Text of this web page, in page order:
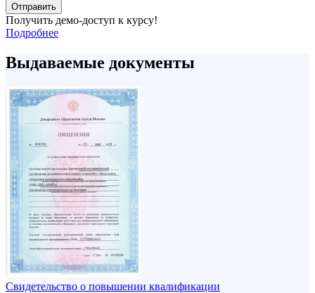
Отправить
Получить демо-доступ к курсу!
Подробнее
Выдаваемые документы
Свидетельство о повышении квалификации